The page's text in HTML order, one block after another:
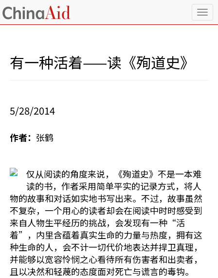
T
o
有一种活着——读《殉道史》
5/28/2014
作者： 张鹤
仅从阅读的角度来说，《殉道史》不是一本难
读的书，作者采用简单平实的记录方式，将人
物的故事和对话如实地书写出来。不过，故事虽然
不复杂，一个用心的读者却会在阅读中时时感受到
来自人物生平经历的挑战，会发现有一种“活
着”，内里含蕴着真实生命的力量与热度，拥有这
种生命的人，会不计一切代价地表达并捍卫真理，
并能够以宽容怜悯之心看待所有伤害者和出卖者，
且以决然和轻蔑的态度面对死亡与谎言的毒钩。